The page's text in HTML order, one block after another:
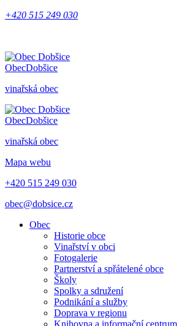
+420 515 249 030
ObecDobšice
vinařská obec
ObecDobšice
vinařská obec
Mapa webu
+420 515 249 030
obec@dobsice.cz
Obec
Historie obce
Vinařství v obci
Fotogalerie
Partnerství a spřátelené obce
Školy
Spolky a sdružení
Podnikání a služby
Doprava v regionu
Knihovna a informační centrum